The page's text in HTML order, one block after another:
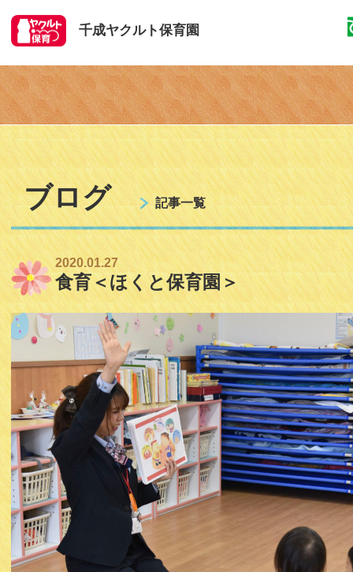
千成ヤクルト保育園
ブログ 記事一覧
2020.01.27
食育＜ほくと保育園＞